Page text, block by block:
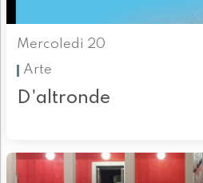
Mercoledì 20
Arte
D'altronde